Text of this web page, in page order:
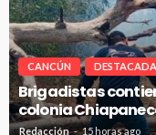
forestal en la